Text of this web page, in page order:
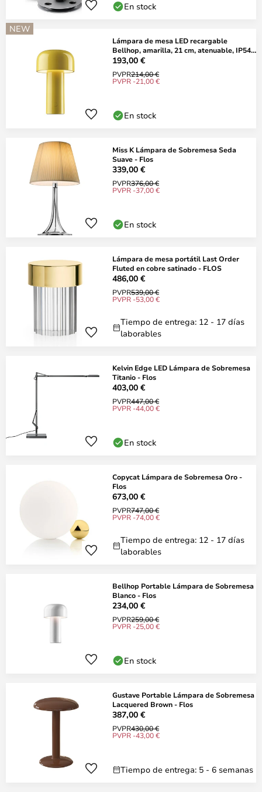
En stock
NEW
Lámpara de mesa LED recargable
Bellhop, amarilla, 21 cm, atenuable, IP54 -
FLOS
193,00 €
PVPR214,00 €
PVPR -21,00 €
En stock
Miss K Lámpara de Sobremesa Seda
Suave - Flos
339,00 €
PVPR376,00 €
PVPR -37,00 €
En stock
Lámpara de mesa portátil Last Order
Fluted en cobre satinado - FLOS
486,00 €
PVPR539,00 €
PVPR -53,00 €
Tiempo de entrega: 12 - 17 días
laborables
Kelvin Edge LED Lámpara de Sobremesa
Titanio - Flos
403,00 €
PVPR447,00 €
PVPR -44,00 €
En stock
Copycat Lámpara de Sobremesa Oro -
Flos
673,00 €
PVPR747,00 €
PVPR -74,00 €
Tiempo de entrega: 12 - 17 días
laborables
Bellhop Portable Lámpara de Sobremesa
Blanco - Flos
234,00 €
PVPR259,00 €
PVPR -25,00 €
En stock
Gustave Portable Lámpara de Sobremesa
Lacquered Brown - Flos
387,00 €
PVPR430,00 €
PVPR -43,00 €
Tiempo de entrega: 5 - 6 semanas